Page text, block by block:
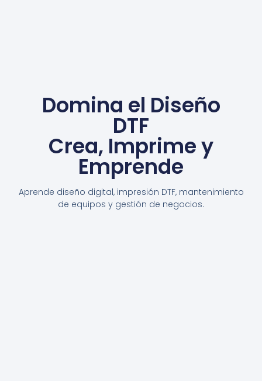
Domina el Diseño
DTF
Crea, Imprime y
Emprende
Aprende diseño digital, impresión DTF, mantenimiento
de equipos y gestión de negocios.